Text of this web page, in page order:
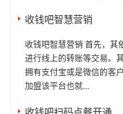
收钱吧智慧营销
收钱吧智慧营销 首先，其
进行线上的转账等交易。
拥有支付宝或是微信的客
加盟该平台也就...